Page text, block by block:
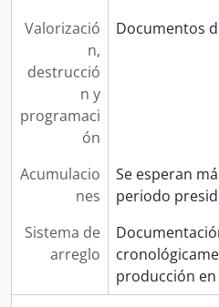
Valorizació
n,
destrucció
n y
programaci
ón
Documentos
Acumulacio
nes
Se esperan
periodo
Sistema de
arreglo
producción